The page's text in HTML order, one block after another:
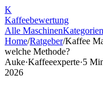
K
Kaffeebewertung
Alle MaschinenKategorien
Home/Ratgeber/Kaffee
welche Methode?
Auke·Kaffeeexperte·5
2026